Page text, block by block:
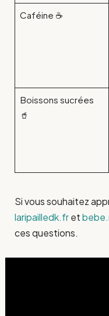
Caféine ☕
Boissons sucrées
🥤
Si vous souhaitez
laripailledk.fret
ces questions.